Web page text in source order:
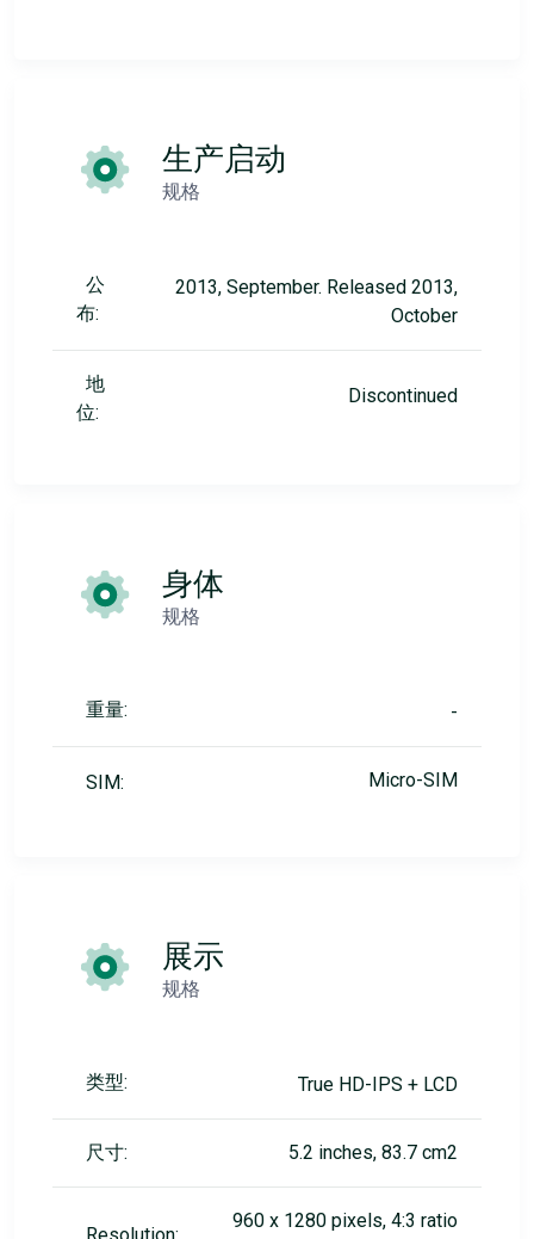
生产启动
规格
公
布:
2013, September. Released 2013,
October
地
位:
Discontinued
身体
规格
重量: -
SIM: Micro-SIM
展示
规格
类型: True HD-IPS + LCD
尺寸: 5.2 inches, 83.7 cm2
960 x 1280 pixels, 4:3 ratio